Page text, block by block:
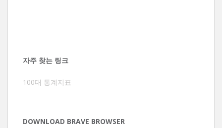
자주 찾는 링크
100대 통계지표
DOWNLOAD BRAVE BROWSER